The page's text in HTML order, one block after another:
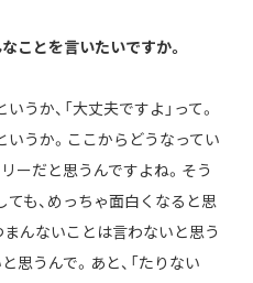
なことを言いたいですか。
うか、「大丈夫ですよ」って。
うか。ここからどうなってい
ーだと思うんですよね。そう
も、めっちゃ面白くなると思
んないことは言わないと思う
思うんで。あと、「たりない